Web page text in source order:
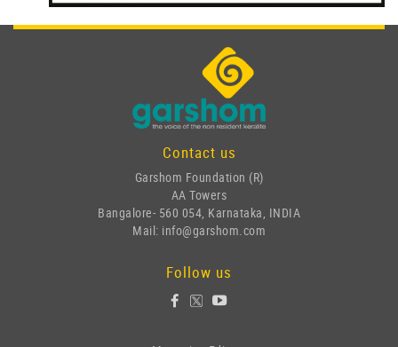
Contact us
Garshom Foundation (R)
AA Towers
Bangalore- 560 054, Karnataka, INDIA
Mail: info@garshom.com
Follow us